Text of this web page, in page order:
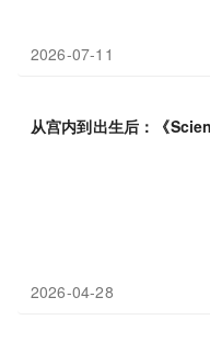
2026-07-11
从宫内到出生后：《
2026-04-28